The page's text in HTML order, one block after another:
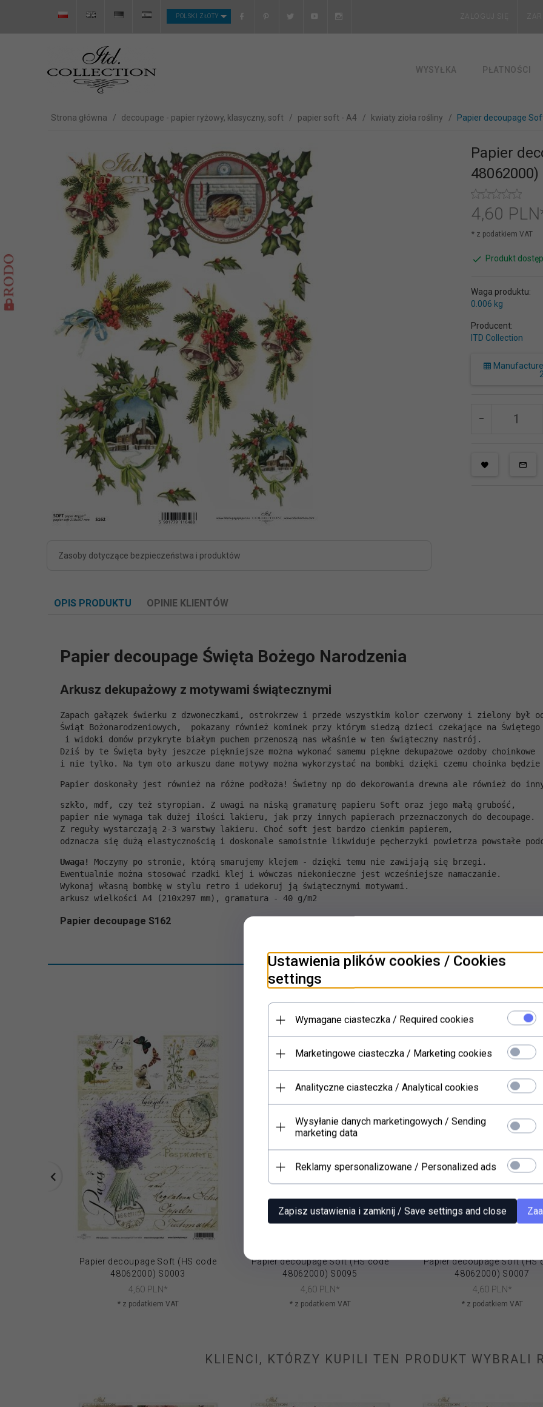
CURRENCY_H
POLSKI ZŁOTY ZALOGUJ SIĘ
WYSYŁKA PŁATNOŚCI
Strona główna decoupage - papier ryżowy, klasyczny, soft papier soft - A4 kwiaty zioła rośliny Papier decoupage
Zasoby dotyczące bezpieczeństwa i produktów
Papier
48062000)
4,60
* z podatkiem VAT
Produkt
Waga produktu:
0.006 kg
Producent:
ITD Collection
OPIS PRODUKTU OPINIE KLIENTÓW
Papier decoupage Święta Bożego Narodzenia
Arkusz dekupażowy z motywami świątecznymi
Zapach gałązek świerku z dzwoneczkami, ostrokrzew i przede wszystkim kolor czerwony i zielony był od
Świąt Bożonarodzeniowych,  pokazany również kominek przy którym siedzą dzieci czekające na Świętego
i widoki domów przykryte białym puchem przenoszą nas właśnie w ten świąteczny nastrój.
Dziś by te Święta były jeszcze piękniejsze można wykonać samemu piękne dekupażowe ozdoby choinkowe
i nie tylko. Na tym oto arkuszu dane motywy można wykorzystać na bombki dzięki czemu choinka
Papier doskonały jest również na różne podłoża! Świetny np do dekorowania drewna ale również do
szkło, mdf, czy też styropian. Z uwagi na niską gramaturę papieru Soft oraz jego małą grubość,
papier nie wymaga tak dużej ilości lakieru, jak przy innych papierach przeznaczonych do decoupage.
Z reguły wystarczają 2-3 warstwy lakieru. Choć soft jest bardzo cienkim papierem,
odznacza się dużą elastycznością i doskonale samoistnie likwiduje pęcherzyki powietrza powstałe
Uwaga!
Moczymy po stronie, którą smarujemy klejem - dzięki temu nie zawijają się brzegi.
Ewentualnie można stosować rzadki klej i wówczas niekonieczne jest wcześniejsze namaczanie.
Wykonaj własną bombkę w stylu retro i udekoruj ją świątecznymi motywami.
arkusz wielkości A4 (210x297 mm), gramatura - 40 g/m2
Papier decoupage S162
Papier decoupage Soft (HS code
48062000) S0003
4,60 PLN*
* z podatkiem VAT
Papier decoupage Soft (HS code
48062000) S0095
4,60 PLN*
* z podatkiem VAT
Papier decoupage Soft (HS
48062000) S0007
4,60 PLN*
* z podatkiem VAT
KLIENCI, KTÓRZY KUPILI TEN PRODUKT WYBRALI
Ustawienia plików cookies / Cookies
settings
Wymagane ciasteczka / Required cookies
Marketingowe ciasteczka / Marketing cookies
Analityczne ciasteczka / Analytical cookies
Wysyłanie danych marketingowych / Sending
marketing data
Reklamy spersonalizowane / Personalized ads
Zapisz ustawienia i zamknij / Save settings and close